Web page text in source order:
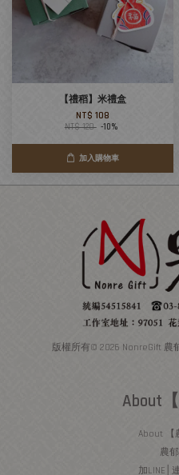
【禮稻】米禮盒
NT$ 108
NT$ 120 -10%
加入購物車
版權所有© 2026 NonreGift 農
About【
About 【
農
加LINE│